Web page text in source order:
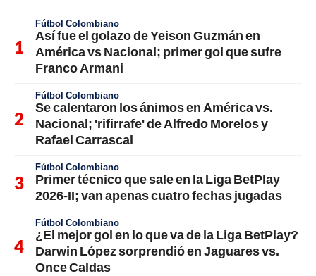
Fútbol Colombiano
Así fue el golazo de Yeison Guzmán en
América vs Nacional; primer gol que sufre
Franco Armani
Fútbol Colombiano
Se calentaron los ánimos en América vs.
Nacional; 'rifirrafe' de Alfredo Morelos y
Rafael Carrascal
Fútbol Colombiano
Primer técnico que sale en la Liga BetPlay
2026-II; van apenas cuatro fechas jugadas
Fútbol Colombiano
¿El mejor gol en lo que va de la Liga BetPlay?
Darwin López sorprendió en Jaguares vs.
Once Caldas